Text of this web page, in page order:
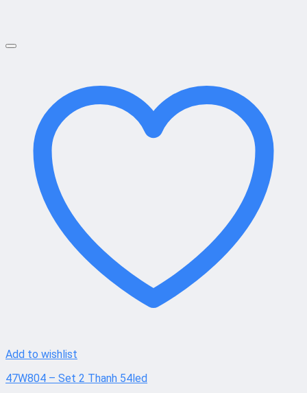
Add to wishlist
47W804 – Set 2 Thanh 54led